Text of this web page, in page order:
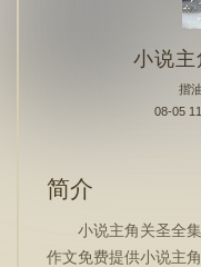
小说主
揩
08-05
简介
小说主角关圣全
作文免费提供小说主